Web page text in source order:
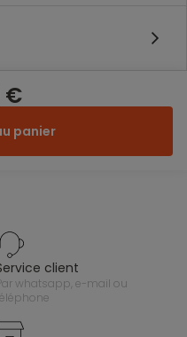
€
panier
service client
ou